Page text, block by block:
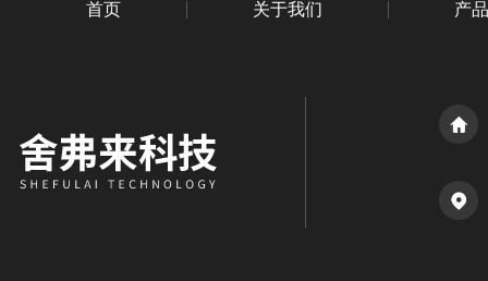
首页 关于我们 产